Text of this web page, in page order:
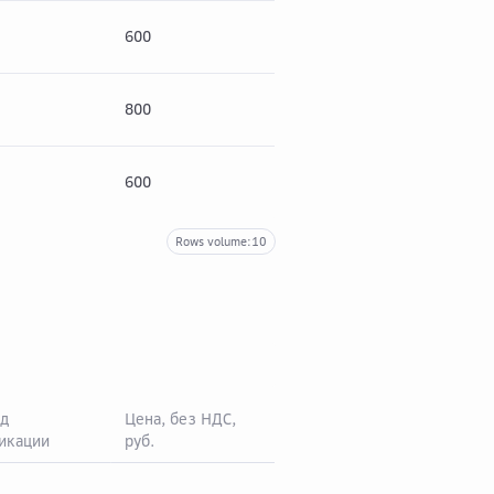
600
800
600
Rows volume:10
Цена, без НДС,
руб.